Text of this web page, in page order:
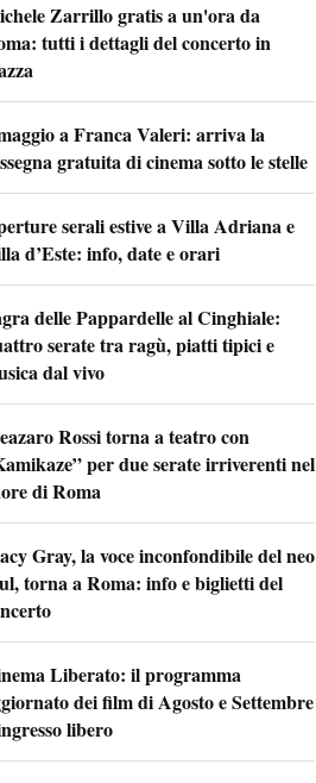
Zarrillo gratis a un'ora da
tutti i dettagli del concerto in
a Franca Valeri: arriva la
gratuita di cinema sotto le stelle
serali estive a Villa Adriana e
d’Este: info, date e orari
delle Pappardelle al Cinghiale:
serate tra ragù, piatti tipici e
dal vivo
Rossi torna a teatro con
per due serate irriverenti nel
di Roma
Gray, la voce inconfondibile del neo
torna a Roma: info e biglietti del
Liberato: il programma
dei film di Agosto e Settembre
libero